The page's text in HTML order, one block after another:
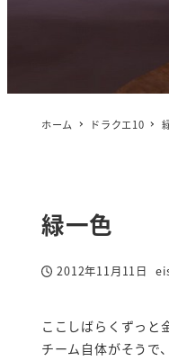
ホーム ドラクエ10
緑一色
投稿日
2012年11月11日
著
ここしばらくずっと
チーム自体がそうで